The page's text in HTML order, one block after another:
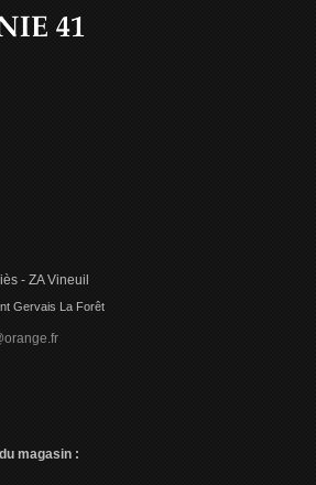
- ZA Vineuil
Gervais La Forêt
magasin :